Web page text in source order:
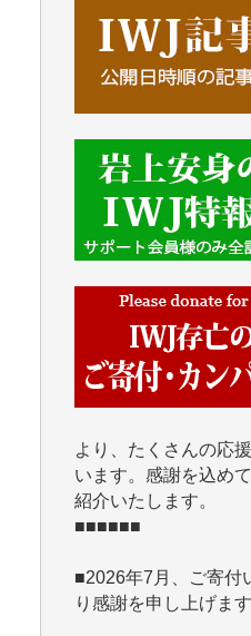
■■■■■■
IWJには、ご寄付・
紹介いたします。
■■■■■■
■2026年7月、ご寄付
Y.H. 様